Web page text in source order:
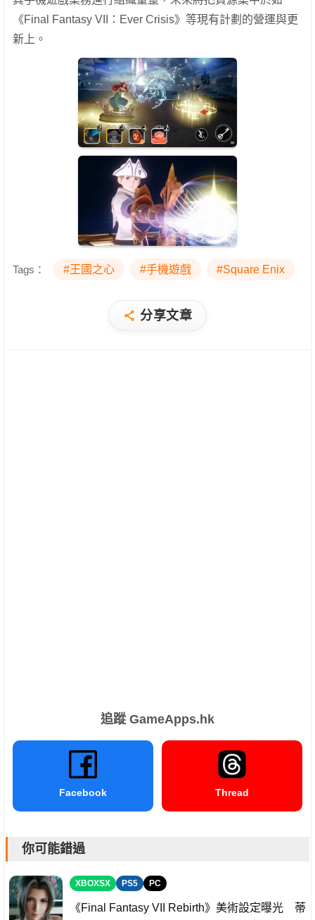
《Final Fantasy VII：Ever Crisis》等現有計劃的營運與更
新上。
Tags： #王國之心 #手機遊戲 #Square Enix
分享文章
追蹤 GameApps.hk
Facebook Thread
你可能錯過
XBOXSX PS5 PC
《Final Fantasy VII Rebirth》美術設定曝光 蒂